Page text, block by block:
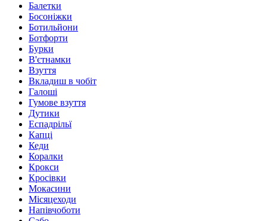
Балетки
Босоніжки
Ботильйони
Ботфорти
Бурки
В'єтнамки
Взуття
Вкладиш в чобіт
Галоші
Гумове взуття
Дутики
Еспадрільї
Капці
Кеди
Коралки
Крокси
Кросівки
Мокасини
Місяцеходи
Напівчоботи